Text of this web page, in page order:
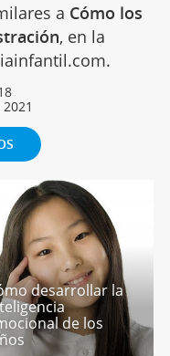
a Cómo los
, en la
desarrollar la
de los